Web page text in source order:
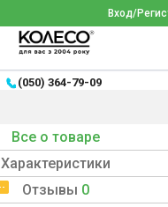
Вход/
(050) 364-79-09
Все о товаре
Характеристики
Отзывы 0